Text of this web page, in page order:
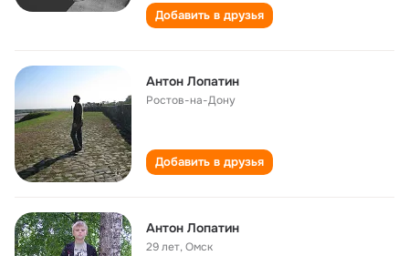
Добавить в друзья
Антон Лопатин
Ростов-на-Дону
Добавить в друзья
Антон Лопатин
29 лет,Омск